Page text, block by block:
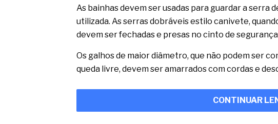
As bainhas devem ser usadas para guardar a serra
utilizada. As serras dobráveis estilo canivete,
devem ser fechadas e presas no cinto de
Os galhos de maior diâmetro, que não podem ser
queda livre, devem ser amarrados com cordas e
CONTINUAR